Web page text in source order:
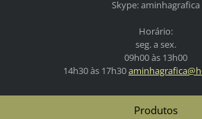
Skype: aminhagrafica
Horário:
seg. a sex.
09h00 às 13h00
14h30 às 17h30aminhagr
Produtos